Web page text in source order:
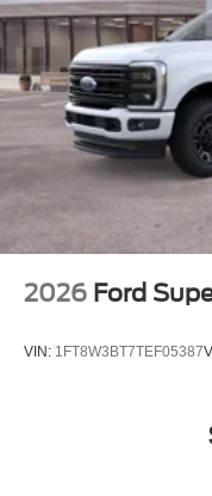
2026 Ford
VIN: 1FT8W3BT7TEF05387